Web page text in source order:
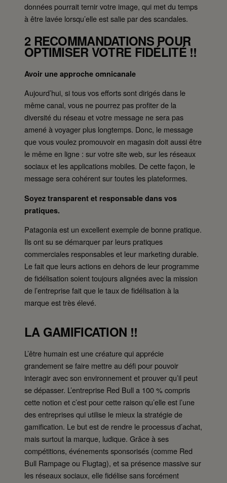
données pourrait ternir votre image, qui met du temps
à être lavée lorsqu’elle est salie par des scandales.
2 RECOMMANDATIONS POUR
OPTIMISER VOTRE FIDÉLITÉ !!
Avoir une approche omnicanale
Aujourd’hui, si tous vos efforts sont dirigés dans le
même canal, vous ne pourrez pas profiter de la
diversité du réseau et votre message ne sera pas
amené à voyager plus longtemps. Donc, le message
que vous voulez promouvoir en magasin doit aussi être
le même en ligne : sur votre site web, sur les réseaux
sociaux et les applications mobiles. De cette façon, le
message sera cohérent sur toutes les plateformes.
Soyez transparent et responsable dans vos
pratiques.
Patagonia est un excellent exemple de bonne pratique.
Ils ont su se démarquer par leurs pratiques
commerciales responsables et leur marketing durable.
Le fait que leurs actions en dehors de leur programme
de fidélisation soient toujours alignées avec la mission
de l’entreprise fait que le taux de fidélisation à la
marque est très élevé.
LA GAMIFICATION !!
L’être humain est une créature qui apprécie
grandement se faire mettre au défi pour pouvoir
interagir avec son environnement et prouver qu’il peut
se dépasser. L’entreprise Red Bull a 100 % compris
cette notion et c’est pour cette raison qu’elle est l’une
des entreprises qui utilise le mieux la stratégie de
gamification. Le but est de rendre le processus d’achat,
mais surtout la marque, ludique. Grâce à ses
compétitions, événements sponsorisés (comme Red
Bull Rampage ou Flugtag), et sa présence massive sur
les réseaux sociaux, elle fidélise sans forcément